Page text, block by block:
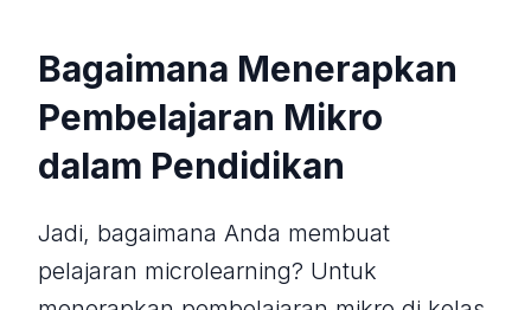
Bagaimana Menerapkan
Pembelajaran Mikro
dalam Pendidikan
Jadi, bagaimana Anda membuat
pelajaran microlearning? Untuk